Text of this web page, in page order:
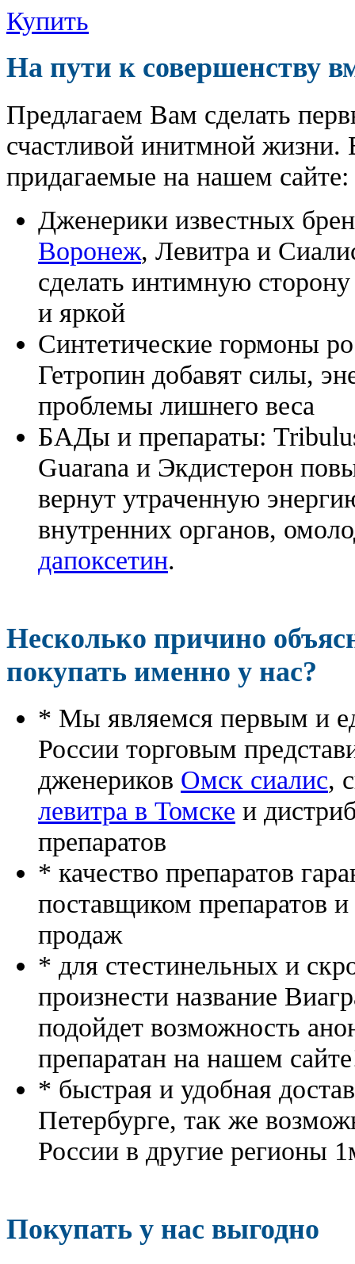
Купить
На пути к совершенству
Предлагаем Вам сделать
счастливой инитмной жизни.
придагаемые на нашем сайте:
Дженерики известных
Воронеж, Левитра и
сделать интимную
и яркой
Синтетические гормоны
Гетропин добавят силы,
проблемы лишнего веса
БАДы и препараты:
Guarana и Экдистерон
вернут утраченную
внутренних органов,
дапоксетин.
Несколько причино
покупать именно у нас?
* Мы являемся первым и
России торговым
дженериков Омск сиалис,
левитра в Томске и
препаратов
* качество препаратов
поставщиком препаратов
продаж
* для стестинельных и
произнести название
подойдет возможность
препаратан на нашем
* быстрая и удобная
Петербурге, так же
России в другие регионы
Покупать у нас выгодно